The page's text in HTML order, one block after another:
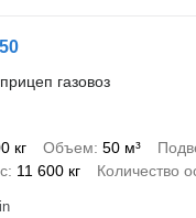
газовоз
кг Объем 50 м³
11 600 кг Количество